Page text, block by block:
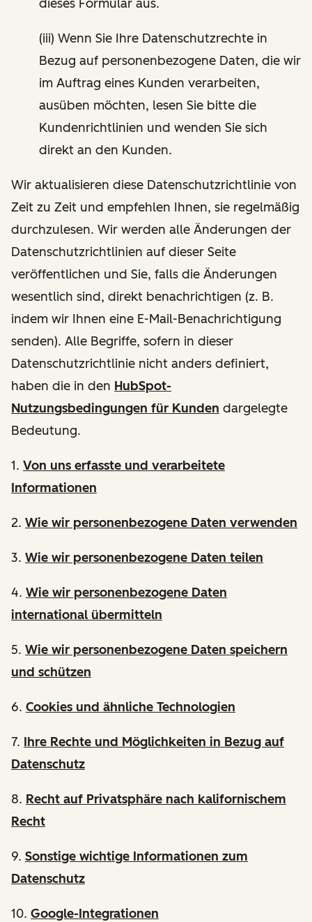
dieses Formular aus.
(iii) Wenn Sie Ihre Datenschutzrechte in
Bezug auf personenbezogene Daten, die wir
im Auftrag eines Kunden verarbeiten,
ausüben möchten, lesen Sie bitte die
Kundenrichtlinien und wenden Sie sich
direkt an den Kunden.
Wir aktualisieren diese Datenschutzrichtlinie von
Zeit zu Zeit und empfehlen Ihnen, sie regelmäßig
durchzulesen. Wir werden alle Änderungen der
Datenschutzrichtlinien auf dieser Seite
veröffentlichen und Sie, falls die Änderungen
wesentlich sind, direkt benachrichtigen (z. B.
indem wir Ihnen eine E-Mail-Benachrichtigung
senden). Alle Begriffe, sofern in dieser
Datenschutzrichtlinie nicht anders definiert,
haben die in den HubSpot-
Nutzungsbedingungen für Kunden dargelegte
Bedeutung.
1. Von uns erfasste und verarbeitete
Informationen
2. Wie wir personenbezogene Daten verwenden
3. Wie wir personenbezogene Daten teilen
4. Wie wir personenbezogene Daten
international übermitteln
5. Wie wir personenbezogene Daten speichern
und schützen
6. Cookies und ähnliche Technologien
7. Ihre Rechte und Möglichkeiten in Bezug auf
Datenschutz
8. Recht auf Privatsphäre nach kalifornischem
Recht
9. Sonstige wichtige Informationen zum
Datenschutz
10. Google-Integrationen